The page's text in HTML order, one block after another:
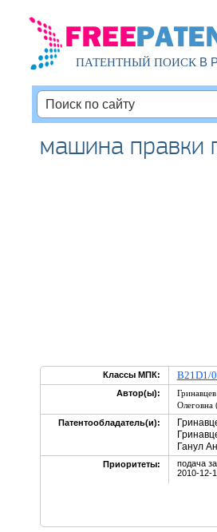
ПАТЕНТНЫЙ ПОИСКВ
машина правки
Классы МПК: B21D1/
Автор(ы):
Олеговна
Патентообладатель(и):
Ганул
Приоритеты:
подача
2010-12-